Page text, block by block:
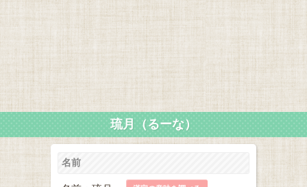
琉月（るーな）
名前